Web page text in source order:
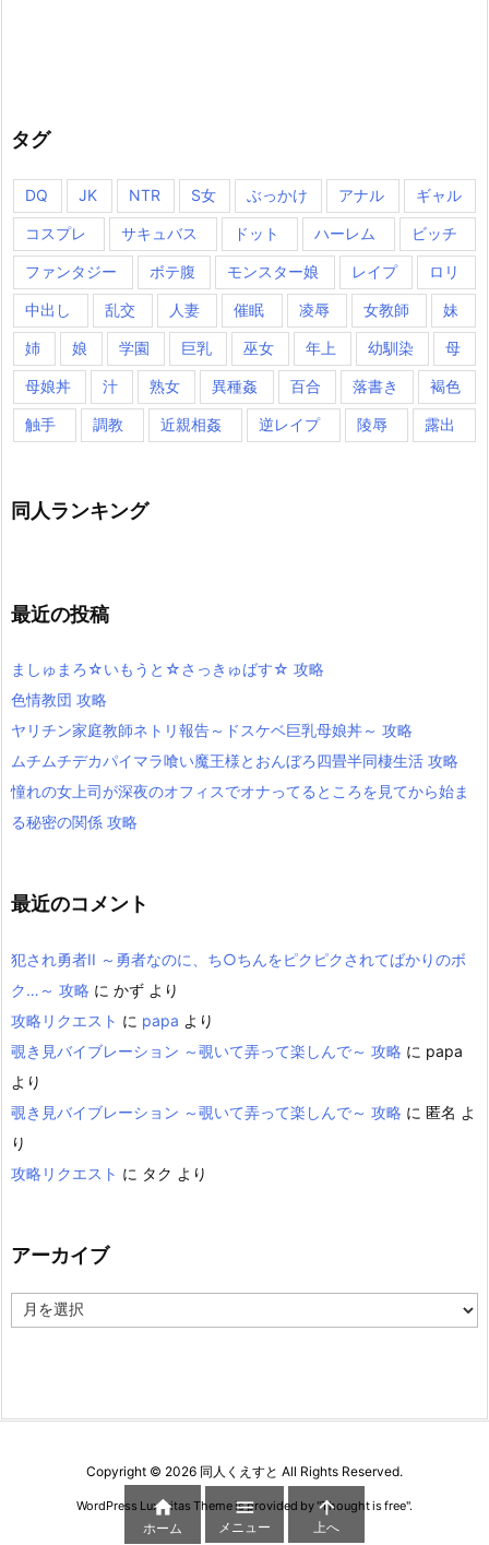
タグ
DQ JK NTR S女 ぶっかけ アナル ギャル
コスプレ サキュバス ドット ハーレム ビッチ
ファンタジー ボテ腹 モンスター娘 レイプ ロリ
中出し 乱交 人妻 催眠 凌辱 女教師 妹
姉 娘 学園 巨乳 巫女 年上 幼馴染 母
母娘丼 汁 熟女 異種姦 百合 落書き 褐色
触手 調教 近親相姦 逆レイプ 陵辱 露出
同人ランキング
最近の投稿
ましゅまろ☆いもうと☆さっきゅばす☆ 攻略
色情教団 攻略
ヤリチン家庭教師ネトリ報告～ドスケベ巨乳母娘丼～ 攻略
ムチムチデカパイマラ喰い魔王様とおんぼろ四畳半同棲生活 攻略
憧れの女上司が深夜のオフィスでオナってるところを見てから始ま
る秘密の関係 攻略
最近のコメント
犯され勇者II ～勇者なのに、ち○ちんをピクピクされてばかりのボ
ク…～ 攻略 に かず より
攻略リクエスト に papa より
覗き見バイブレーション ～覗いて弄って楽しんで～ 攻略 に papa
より
覗き見バイブレーション ～覗いて弄って楽しんで～ 攻略 に 匿名 よ
り
攻略リクエスト に タク より
アーカイブ
ー
Copyright © 2026 同人くえすと All Rights Reserved.
WordPress Luxeritas Theme is provided by "Thought is free".

ホーム

メニュー

上へ